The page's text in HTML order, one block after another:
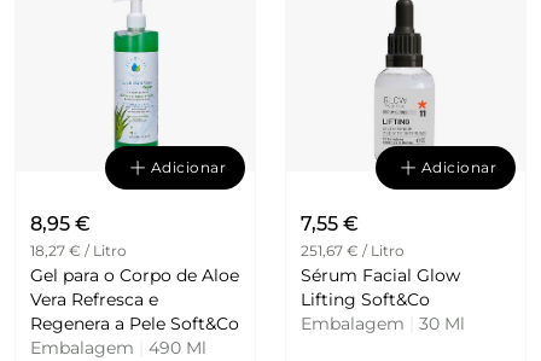
Adicionar
8,95 €
18,27 € / Litro
Gel para o Corpo de Aloe
Vera Refresca e
Regenera a Pele Soft&Co
Embalagem
490 Ml
Adicionar
7,55 €
251,67 € / Litro
Sérum Facial Glow
Lifting Soft&Co
Embalagem
30 Ml